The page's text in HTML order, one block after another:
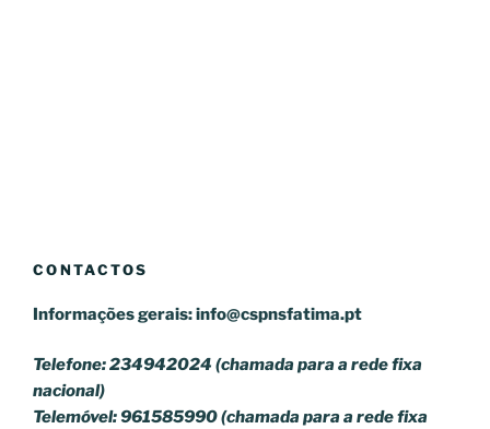
CONTACTOS
Informações gerais:info@cspnsfatima.pt
Telefone: 234942024 (chamada para a rede fixa
nacional)
Telemóvel: 961585990 (chamada para a rede fixa